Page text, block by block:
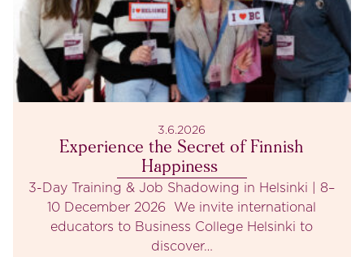
3.6.2026
Experience the Secret of Finnish
Happiness
3-Day Training & Job Shadowing in Helsinki | 8–
10 December 2026 We invite international
educators to Business College Helsinki to
discover…